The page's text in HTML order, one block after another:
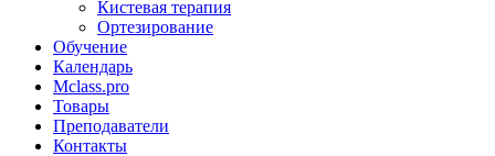
Кистевая терапия
Ортезирование
Обучение
Календарь
Mclass.pro
Товары
Преподаватели
Контакты